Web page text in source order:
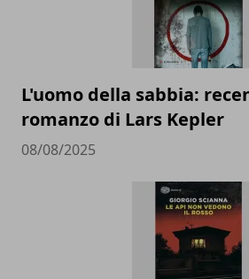
L'uomo della sabbia:
romanzo di Lars Kepler
08/08/2025